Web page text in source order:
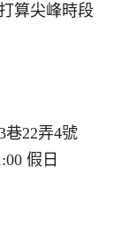
算尖峰時段
巷22弄4號
假日